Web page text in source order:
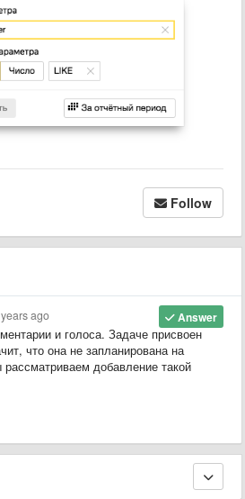
Follow
Answer
ago
и голоса. Задаче присвоен
что она не запланирована на
добавление такой